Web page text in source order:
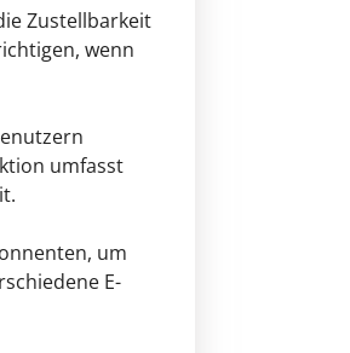
Zustellbarkeit
wenn
umfasst
um
E-